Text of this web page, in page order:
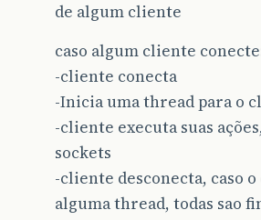
de algum cliente
caso algum cliente
-cliente conecta
-Inicia uma thread para o
-cliente executa suas
sockets
-cliente desconecta, caso
alguma thread, todas sao